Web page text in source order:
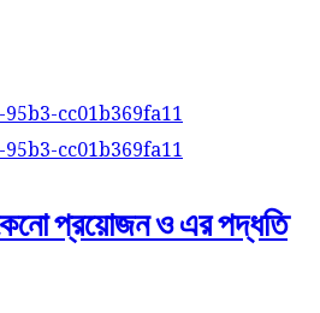
প্রয়োজন ও এর পদ্ধতি